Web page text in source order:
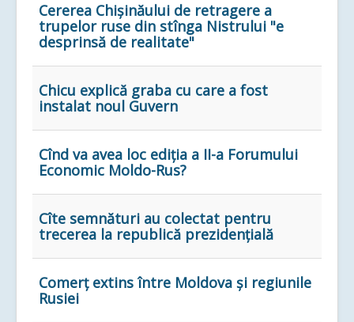
Cererea Chişinăului de retragere a
trupelor ruse din stînga Nistrului "e
desprinsă de realitate"
Chicu explică graba cu care a fost
instalat noul Guvern
Cînd va avea loc ediţia a II-a Forumului
Economic Moldo-Rus?
Cîte semnături au colectat pentru
trecerea la republică prezidențială
Comerț extins între Moldova și regiunile
Rusiei